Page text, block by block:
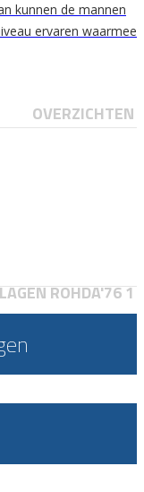
kunnen de mannen
ervaren waarmee
OVERZICHTEN
ROHDA'76 1